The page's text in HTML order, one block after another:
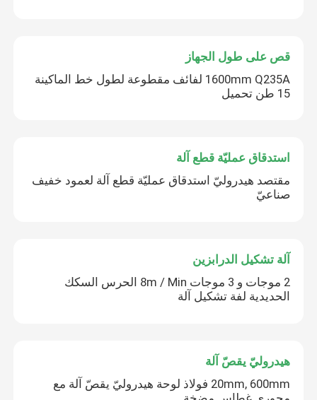
قص على طول الجهاز
1600mm Q235A لفائف مقطوعة لطول خط الماكينة
15 طن تحميل
استدقاق عمليّة قطع آلة
مقتصد هيدروليّ استدقاق عمليّة قطع آلة لعمود خفيف
صناعيّ
آلة تشكيل الدرابزين
2 موجات و 3 موجات 8m / Min الحرس السكك
الحديدية لفة تشكيل آلة
هيدروليّ يقصّ آلة
20mm, 600mm فولاذ لوحة هيدروليّ يقصّ آلة مع